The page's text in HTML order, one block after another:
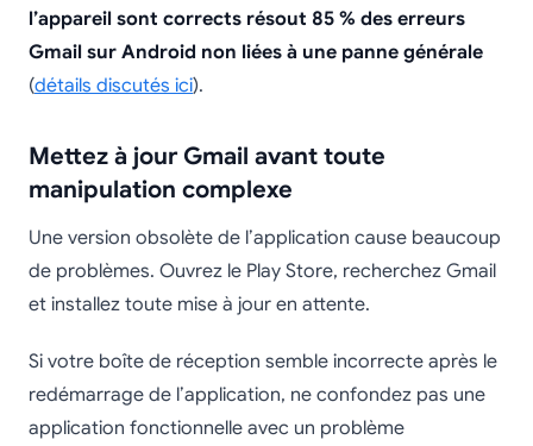
l’appareil sont corrects résout 85 % des erreurs
Gmail sur Android non liées à une panne générale
(détails discutés ici).
Mettez à jour Gmail avant toute
manipulation complexe
Une version obsolète de l’application cause beaucoup
de problèmes. Ouvrez le Play Store, recherchez Gmail
et installez toute mise à jour en attente.
Si votre boîte de réception semble incorrecte après le
redémarrage de l’application, ne confondez pas une
application fonctionnelle avec un problème